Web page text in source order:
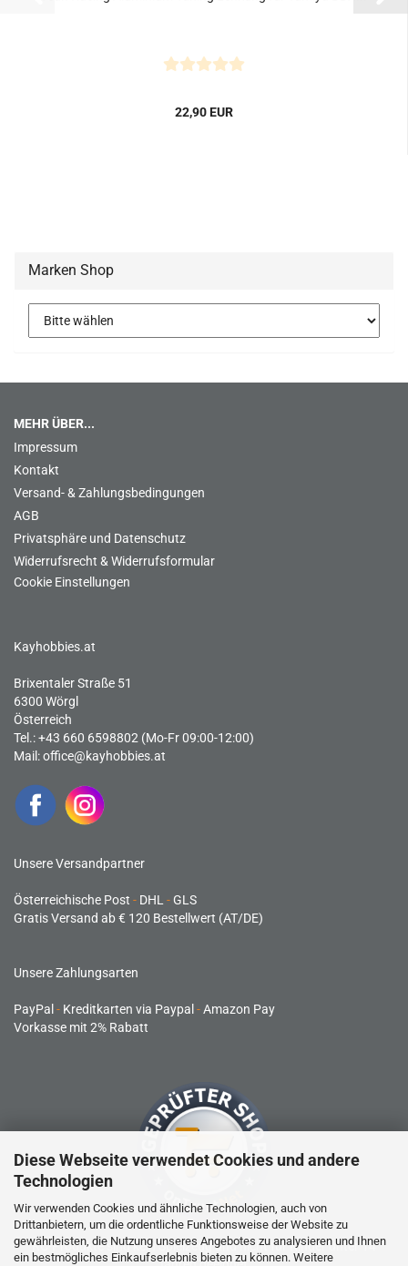
Diese Webseite verwendet Cookies und andere
Technologien
Wir verwenden Cookies und ähnliche Technologien, auch von
Drittanbietern, um die ordentliche Funktionsweise der Website zu
gewährleisten, die Nutzung unseres Angebotes zu analysieren und Ihnen
ein bestmögliches Einkaufserlebnis bieten zu können. Weitere
22,90 EUR
Marken Shop
MEHR ÜBER...
Impressum
Kontakt
Versand- & Zahlungsbedingungen
AGB
Privatsphäre und Datenschutz
Widerrufsrecht & Widerrufsformular
Cookie Einstellungen
Kayhobbies.at
Brixentaler Straße 51
6300 Wörgl
Österreich
Tel.: +43 660 6598802 (Mo-Fr 09:00-12:00)
Mail:office@kayhobbies.at
Unsere Versandpartner
Österreichische Post - DHL -GLS
Gratis Versand ab € 120 Bestellwert (AT/DE)
Unsere Zahlungsarten
PayPal - Kreditkarten via Paypal -Amazon Pay
Vorkasse mit 2% Rabatt
RC-Produkte sind kein Spielzeug und nicht für Kinder unter 14